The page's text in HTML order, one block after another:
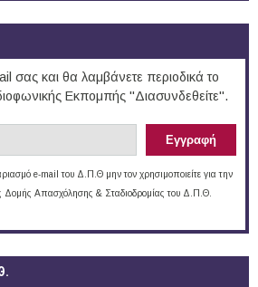
σας και θα λαμβάνετε περιοδικά το
Εκπομπής "Διασυνδεθείτε".
e-mail του Δ.Π.Θ μην τον χρησιμοποιείτε για την
Δομής Απασχόλησης & Σταδιοδρομίας του Δ.Π.Θ.